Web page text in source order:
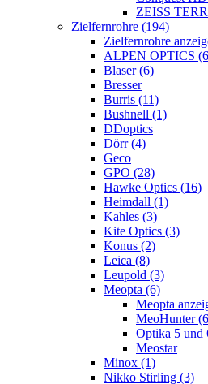
ZEISS
Zielfernrohre (194)
Zielfernrohre
ALPEN OPTICS
Blaser (6)
Bresser
Burris (11)
Bushnell (1)
DDoptics
Dörr (4)
Geco
GPO (28)
Hawke Optics (16)
Heimdall (1)
Kahles (3)
Kite Optics (3)
Konus (2)
Leica (8)
Leupold (3)
Meopta (6)
Meopta
MeoHunter
Optika 5 und
Meostar
Minox (1)
Nikko Stirling (3)